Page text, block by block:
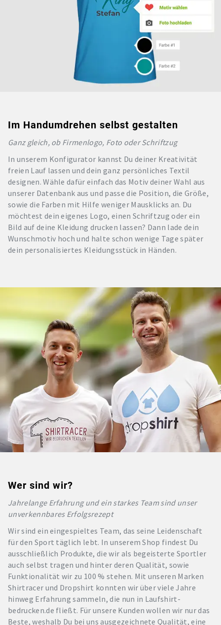
Im Handumdrehen selbst gestalten
Ganz gleich, ob Firmenlogo, Foto oder Schriftzug
In unserem Konfigurator kannst Du deiner Kreativität
freien Lauf lassen und dein ganz persönliches Textil
designen. Wähle dafür einfach das Motiv deiner Wahl aus
unserer Datenbank aus und passe die Position, die Größe,
sowie die Farben mit Hilfe weniger Mausklicks an. Du
möchtest dein eigenes Logo, einen Schriftzug oder ein
Bild auf deine Kleidung drucken lassen? Dann lade dein
Wunschmotiv hoch und halte schon wenige Tage später
dein personalisiertes Kleidungsstück in Händen.
Wer sind wir?
Jahrelange Erfahrung und ein starkes Team sind unser
unverkennbares Erfolgsrezept
Wir sind ein eingespieltes Team, das seine Leidenschaft
für den Sport täglich lebt. In unserem Shop findest Du
ausschließlich Produkte, die wir als begeisterte Sportler
auch selbst tragen und hinter deren Qualität, sowie
Funktionalität wir zu 100 % stehen. Mit unseren Marken
Shirtracer und Dropshirt konnten wir über viele Jahre
hinweg Erfahrung sammeln, die nun in Laufshirt-
bedrucken.de fließt. Für unsere Kunden wollen wir nur das
Beste, weshalb Du bei uns ausgezeichnete Qualität, eine